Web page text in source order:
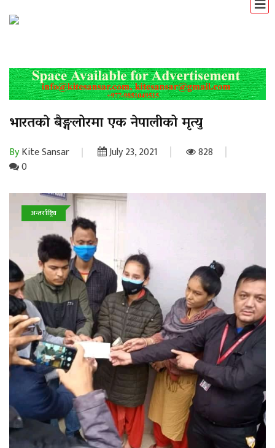
भारतकाे बैङ्गलोरमा एक नेपालीको मृत्यु
ByKite Sansar July 23, 2021
828
0
अन्तर्राष्ट्रिय